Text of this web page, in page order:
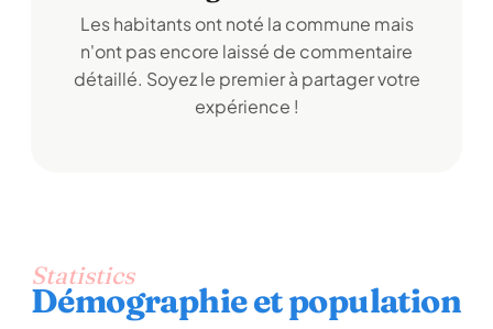
Les habitants ont noté la commune mais
n'ont pas encore laissé de commentaire
détaillé. Soyez le premier à partager votre
expérience !
Statistics
Démographie et population